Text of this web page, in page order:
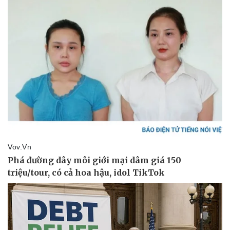
Doanh nghiệp
Thông tin doanh nghiệp
Doanh nghiệp 24h
Doanh nhân
Vì cộng đồng
Công nghệ
Sành điệu
Tin Công nghệ
Chuyển đổi số